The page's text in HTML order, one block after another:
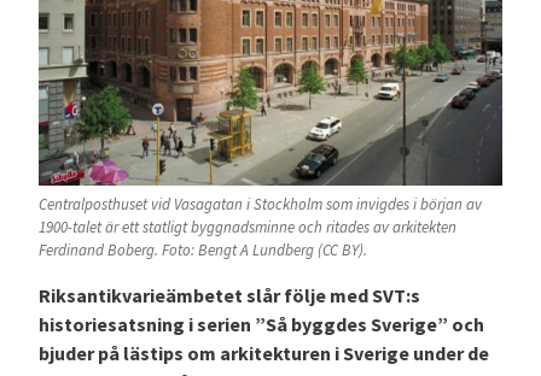
Centralposthuset vid Vasagatan i Stockholm som invigdes i början av
1900-talet är ett statligt byggnadsminne och ritades av arkitekten
Ferdinand Boberg. Foto: Bengt A Lundberg (CC BY).
Riksantikvarieämbetet slår följe med SVT:s
historiesatsning i serien ”Så byggdes Sverige” och
bjuder på lästips om arkitekturen i Sverige under de